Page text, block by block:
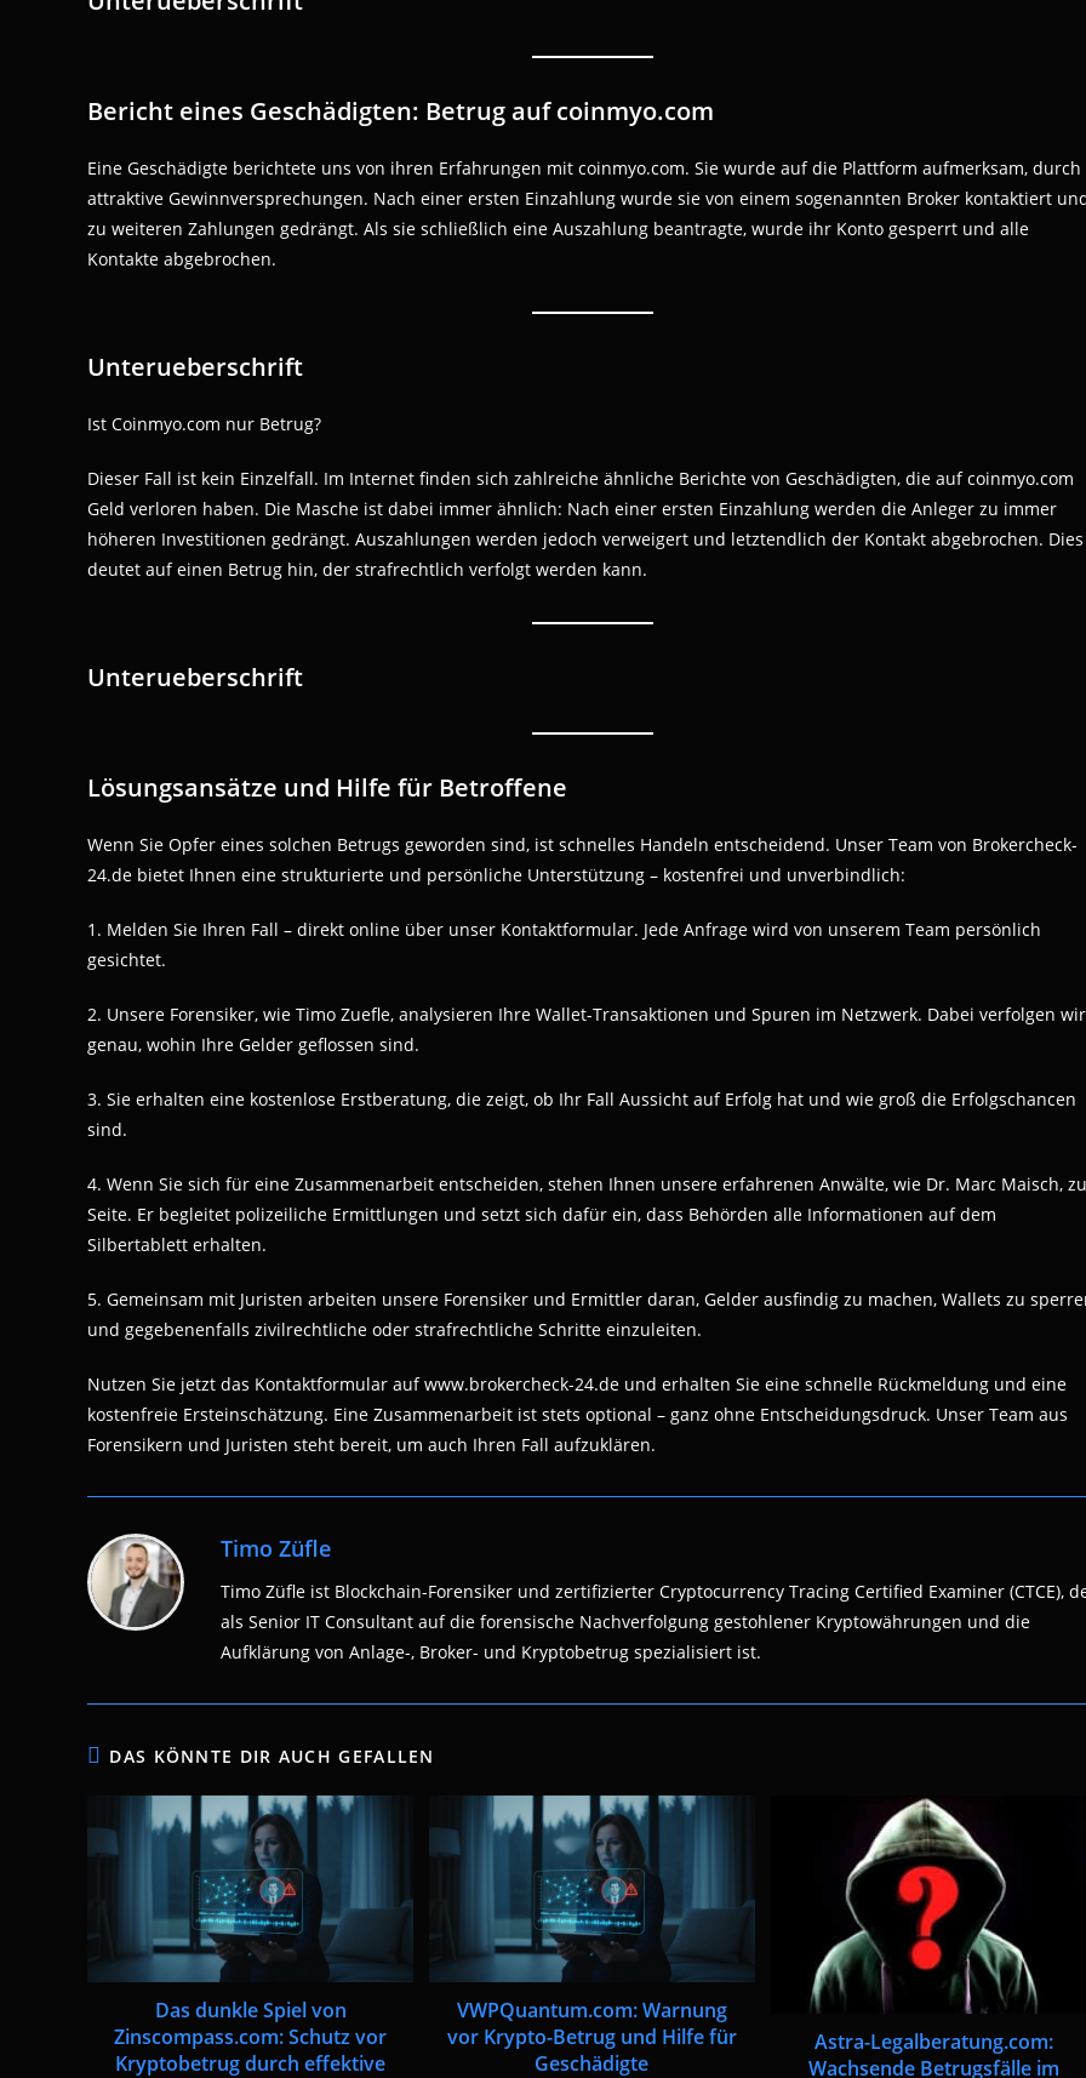
Bericht eines Geschädigten: Betrug auf coinmyo.com
Eine Geschädigte berichtete uns von ihren Erfahrungen mit coinmyo.com. Sie wurde auf die Plattform aufmerksam, durch
attraktive Gewinnversprechungen. Nach einer ersten Einzahlung wurde sie von einem sogenannten Broker kontaktiert
zu weiteren Zahlungen gedrängt. Als sie schließlich eine Auszahlung beantragte, wurde ihr Konto gesperrt und alle
Kontakte abgebrochen.
Unterueberschrift
Ist Coinmyo.com nur Betrug?
Dieser Fall ist kein Einzelfall. Im Internet finden sich zahlreiche ähnliche Berichte von Geschädigten, die auf coinmyo.com
Geld verloren haben. Die Masche ist dabei immer ähnlich: Nach einer ersten Einzahlung werden die Anleger zu immer
höheren Investitionen gedrängt. Auszahlungen werden jedoch verweigert und letztendlich der Kontakt abgebrochen. Dies
deutet auf einen Betrug hin, der strafrechtlich verfolgt werden kann.
Unterueberschrift
Lösungsansätze und Hilfe für Betroffene
Wenn Sie Opfer eines solchen Betrugs geworden sind, ist schnelles Handeln entscheidend. Unser Team von Brokercheck-
24.de bietet Ihnen eine strukturierte und persönliche Unterstützung – kostenfrei und unverbindlich:
1. Melden Sie Ihren Fall – direkt online über unser Kontaktformular. Jede Anfrage wird von unserem Team persönlich
gesichtet.
2. Unsere Forensiker, wie Timo Zuefle, analysieren Ihre Wallet-Transaktionen und Spuren im Netzwerk. Dabei verfolgen wir
genau, wohin Ihre Gelder geflossen sind.
3. Sie erhalten eine kostenlose Erstberatung, die zeigt, ob Ihr Fall Aussicht auf Erfolg hat und wie groß die Erfolgschancen
sind.
4. Wenn Sie sich für eine Zusammenarbeit entscheiden, stehen Ihnen unsere erfahrenen Anwälte, wie Dr. Marc Maisch,
Seite. Er begleitet polizeiliche Ermittlungen und setzt sich dafür ein, dass Behörden alle Informationen auf dem
Silbertablett erhalten.
5. Gemeinsam mit Juristen arbeiten unsere Forensiker und Ermittler daran, Gelder ausfindig zu machen, Wallets zu
und gegebenenfalls zivilrechtliche oder strafrechtliche Schritte einzuleiten.
Nutzen Sie jetzt das Kontaktformular auf www.brokercheck-24.de und erhalten Sie eine schnelle Rückmeldung und eine
kostenfreie Ersteinschätzung. Eine Zusammenarbeit ist stets optional – ganz ohne Entscheidungsdruck. Unser Team aus
Forensikern und Juristen steht bereit, um auch Ihren Fall aufzuklären.
Timo Züfle
Timo Züfle ist Blockchain-Forensiker und zertifizierter Cryptocurrency Tracing Certified Examiner (CTCE),
als Senior IT Consultant auf die forensische Nachverfolgung gestohlener Kryptowährungen und die
Aufklärung von Anlage-, Broker- und Kryptobetrug spezialisiert ist.
DAS KÖNNTE DIR AUCH GEFALLEN
Das dunkle Spiel von
Zinscompass.com: Schutz vor
Kryptobetrug durch effektive
VWPQuantum.com: Warnung
vor Krypto-Betrug und Hilfe für
Geschädigte
Astra-Legalberatung.com:
Wachsende Betrugsfälle im